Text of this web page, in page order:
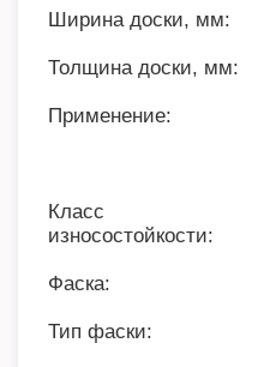
Ширина доски, мм:
Толщина доски, мм:
Применение:
Класс
износостойкости:
Фаска:
Тип фаски: